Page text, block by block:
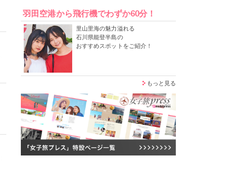
羽田空港から飛行機でわずか60分！
里山里海の魅力溢れる
石川県能登半島の
おすすめスポットをご紹介！
もっと見る